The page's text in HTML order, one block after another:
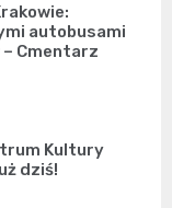
autobusami
– Cmentarz
Kultury
dziś!